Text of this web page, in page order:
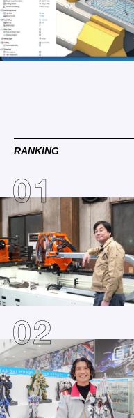
RANKING